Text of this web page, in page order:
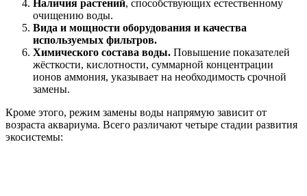
Наличия растений, способствующих естественному
очищению воды.
Вида и мощности оборудования и качества
используемых фильтров.
Химического состава воды. Повышение показателей
жёсткости, кислотности, суммарной концентрации
ионов аммония, указывает на необходимость срочной
замены.
Кроме этого, режим замены воды напрямую зависит от
возраста аквариума. Всего различают четыре стадии развития
экосистемы: